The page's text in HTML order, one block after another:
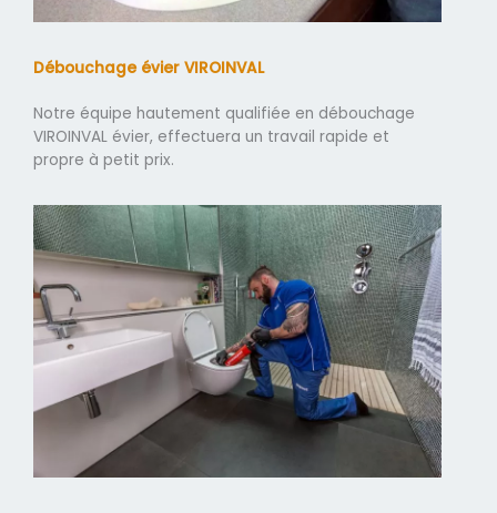
Débouchage évier VIROINVAL
Notre équipe hautement qualifiée en débouchage
VIROINVAL évier, effectuera un travail rapide et
propre à petit prix.